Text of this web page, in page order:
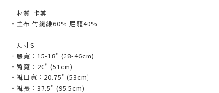
︱材質-卡其︱
・主布 竹纖維60% 尼龍40%
｜尺寸S｜
・腰寬：15-18" (38-46cm)
・臀寬：20" (51cm)
・褲口寬：20.75" (53cm)
・褲長：37.5" (95.5cm)